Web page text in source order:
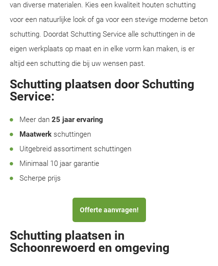
van diverse materialen. Kies een kwaliteit houten schutting
voor een natuurlijke look of ga voor een stevige moderne beton
schutting. Doordat Schutting Service alle schuttingen in de
eigen werkplaats op maat en in elke vorm kan maken, is er
altijd een schutting die bij uw wensen past.
Schutting plaatsen door Schutting
Service:
Meer dan 25 jaar ervaring
Maatwerk schuttingen
Uitgebreid assortiment schuttingen
Minimaal 10 jaar garantie
Scherpe prijs
Offerte aanvragen!
Schutting plaatsen in
Schoonrewoerd en omgeving